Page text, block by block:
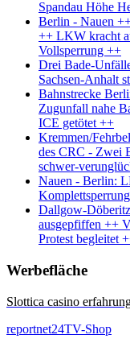
Spandau Höhe
Berlin - Nauen
++ LKW kracht
Vollsperrung ++
Drei Bade-
Sachsen-Anhalt
Bahnstrecke
Zugunfall nahe
ICE getötet ++
Kremmen/
des CRC - Zwei
schwer-
Nauen - Berlin:
Dallgow-
ausgepfiffen ++
Protest begleitet
Werbefläche
Slottica casino
reportnet24TV-Shop